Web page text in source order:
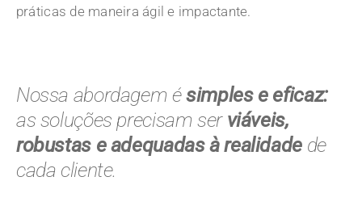
práticas de maneira ágil e impactante.
Nossa abordagem ésimples e eficaz:
as soluções precisam ser viáveis,
robustas e adequadas à realidadede
cada cliente.